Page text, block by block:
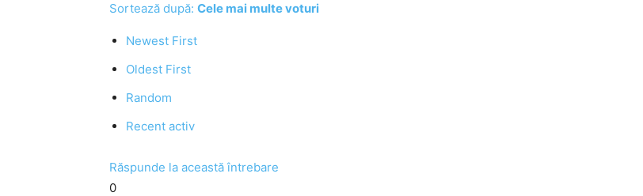
Sortează după: Cele mai multe voturi
Newest First
Oldest First
Random
Recent activ
Răspunde la această întrebare
0